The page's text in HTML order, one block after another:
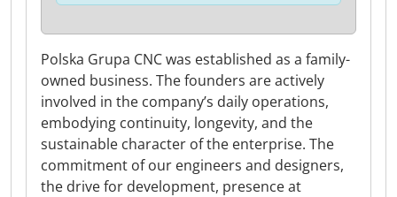
Polska Grupa CNC was established as a family-
owned business. The founders are actively
involved in the company’s daily operations,
embodying continuity, longevity, and the
sustainable character of the enterprise. The
commitment of our engineers and designers,
the drive for development, presence at